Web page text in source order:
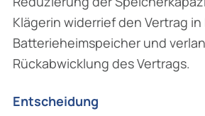
Klägerin widerrief den Vertrag
Batterieheimspeicher und
Rückabwicklung des Vertrags.
Entscheidung